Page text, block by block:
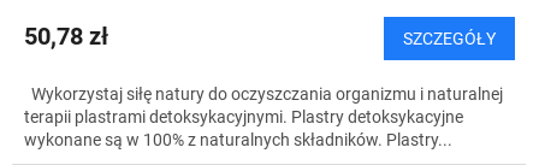
50,78 zł SZCZEGÓŁY
Wykorzystaj siłę natury do oczyszczania organizmu i naturalnej
terapii plastrami detoksykacyjnymi. Plastry detoksykacyjne
wykonane są w 100% z naturalnych składników. Plastry...